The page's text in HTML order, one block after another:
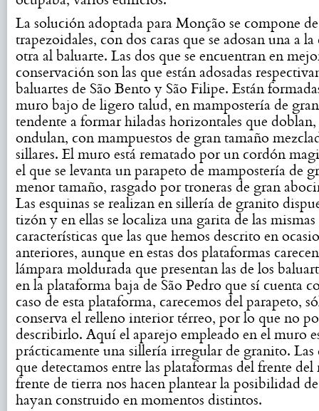
La solución adoptada para Monção se compone
trapezoidales, con dos caras que se adosan una a
otra al baluarte. Las dos que se encuentran en
conservación son las que están adosadas
baluartes de São Bento y São Filipe. Están
muro bajo de ligero talud, en mampostería de
tendente a formar hiladas horizontales que
ondulan, con mampuestos de gran tamaño
sillares. El muro está rematado por un cordón
el que se levanta un parapeto de mampostería de
menor tamaño, rasgado por troneras de gran
Las esquinas se realizan en sillería de granito
tizón y en ellas se localiza una garita de las mismas
características que las que hemos descrito en
anteriores, aunque en estas dos plataformas
lámpara moldurada que presentan las de los
en la plataforma baja de São Pedro que sí cuenta
caso de esta plataforma, carecemos del parapeto,
conserva el relleno interior térreo, por lo que no
describirlo. Aquí el aparejo empleado en el muro
prácticamente una sillería irregular de granito. Las
que detectamos entre las plataformas del frente
frente de tierra nos hacen plantear la posibilidad
hayan construido en momentos distintos.